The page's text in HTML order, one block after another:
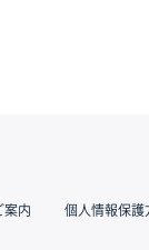
案内 個人情報保護